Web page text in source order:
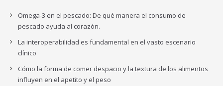
Omega-3 en el pescado: De qué manera el consumo de
pescado ayuda al corazón.
La interoperabilidad es fundamental en el vasto escenario
clínico
Cómo la forma de comer despacio y la textura de los alimentos
influyen en el apetito y el peso